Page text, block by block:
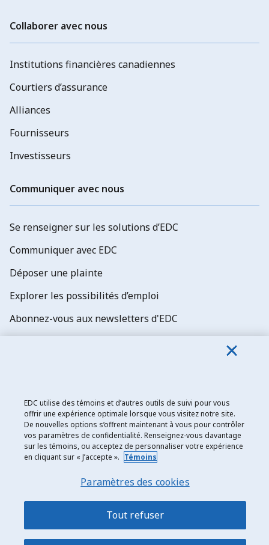
Collaborer avec nous
Institutions financières canadiennes
Courtiers d’assurance
Alliances
Fournisseurs
Investisseurs
Communiquer avec nous
Se renseigner sur les solutions d’EDC
Communiquer avec EDC
Déposer une plainte
Explorer les possibilités d’emploi
Abonnez-vous aux newsletters d'EDC
Exportation et développement Canada
Énoncé de confidentialité
Transparence et divulgation
Mentions légales
Plan du site
EDC utilise des témoins et d’autres outils de suivi pour vous
offrir une expérience optimale lorsque vous visitez notre site.
De nouvelles options s’offrent maintenant à vous pour contrôler
vos paramètres de confidentialité. Renseignez-vous davantage
sur les témoins, ou acceptez de personnaliser votre expérience
en cliquant sur « J’accepte ». Témoins
Paramètres des cookies
Tout refuser